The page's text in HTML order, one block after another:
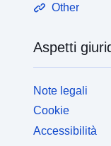
Other
Aspetti
Note legali
Cookie
Accessibilità